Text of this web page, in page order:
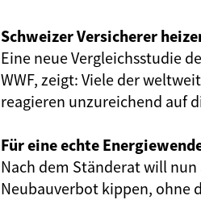
Schweizer Versicherer
Eine neue Vergleichsstudie
WWF, zeigt: Viele der
reagieren unzureichend auf
Für eine echte
Nach dem Ständerat will
Neubauverbot kippen, ohne